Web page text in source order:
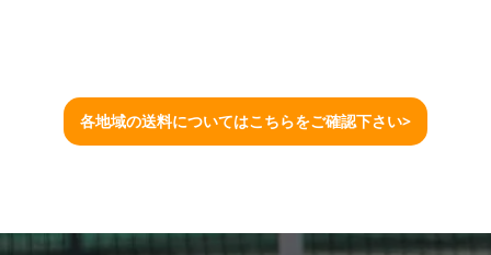
各地域の送料についてはこちらをご確認下さい>